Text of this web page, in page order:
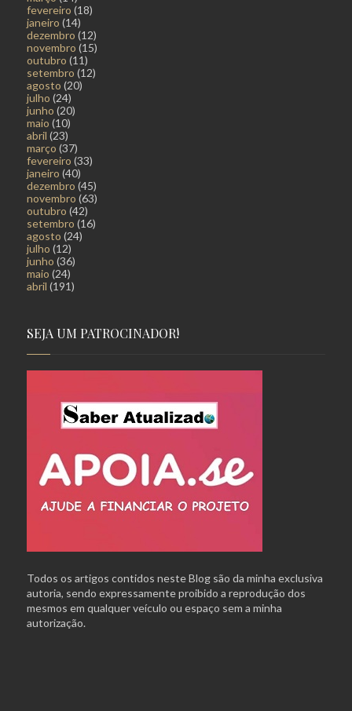
fevereiro (18)
janeiro (14)
dezembro (12)
novembro (15)
outubro (11)
setembro (12)
agosto (20)
julho (24)
junho (20)
maio (10)
abril (23)
março (37)
fevereiro (33)
janeiro (40)
dezembro (45)
novembro (63)
outubro (42)
setembro (16)
agosto (24)
julho (12)
junho (36)
maio (24)
abril (191)
SEJA UM PATROCINADOR!
Todos os artigos contidos neste Blog são da minha exclusiva
autoria, sendo expressamente proibido a reprodução dos
mesmos em qualquer veículo ou espaço sem a minha
autorização.